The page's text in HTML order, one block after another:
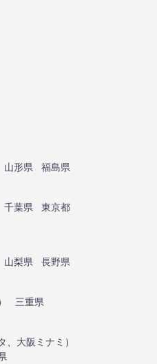
山形県
福島県
千葉県
東京都
山梨県
長野県
三重県
大阪ミナミ ）